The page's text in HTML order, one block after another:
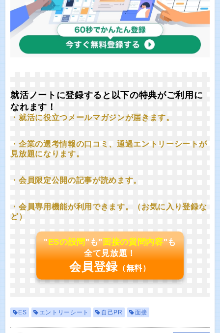
就活ノートに登録すると以下の特典がご利用に
なれます！
・就活に役立つメールマガジンが届きます。
・企業の選考情報の口コミ、通過エントリーシートが
見放題になります。
・会員限定公開の記事が読めます。
・会員専用機能が利用できます。（お気に入り登録な
ど）
"ESの設問"も"面接の質問内容"も
全て見放題！
会員登録 （無料）
ES エントリーシート 自己PR 面接